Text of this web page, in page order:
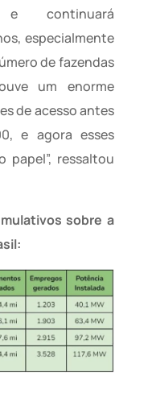
e continuará
especialmente
de fazendas
um enorme
de acesso antes
e agora esses
papel”, ressaltou
sobre a